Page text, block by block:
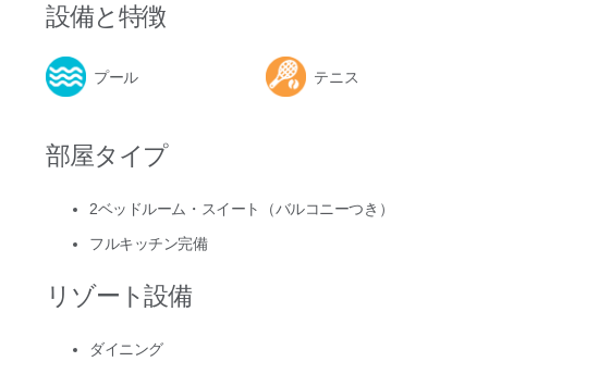
設備と特徴
プール テニス
部屋タイプ
2ベッドルーム・スイート（バルコニーつき）
フルキッチン完備
リゾート設備
ダイニング